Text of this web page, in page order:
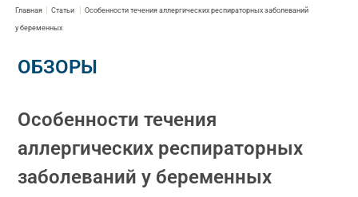
Главная Статьи Особенности течения аллергических респираторных заболеваний
у беременных
ОБЗОРЫ
Особенности течения
аллергических респираторных
заболеваний у беременных